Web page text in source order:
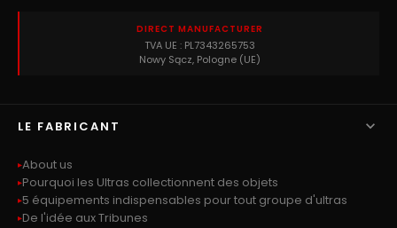
DIRECT MANUFACTURER
TVA UE : PL7343265753
Nowy Sącz, Pologne (UE)
LE FABRICANT 
About us
Pourquoi les Ultras collectionnent des objets
5 équipements indispensables pour tout groupe d'ultras
De l'idée aux Tribunes